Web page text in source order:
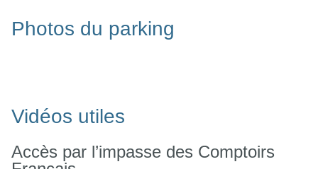
Photos du parking
Vidéos utiles
Accès par l’impasse des Comptoirs